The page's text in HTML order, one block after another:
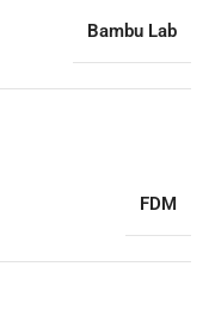
Bambu Lab
FDM